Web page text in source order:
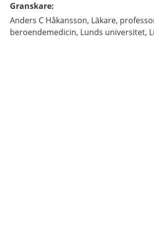
Granskare:
Anders C Håkansson, Läkare,
beroendemedicin, Lunds universitet,